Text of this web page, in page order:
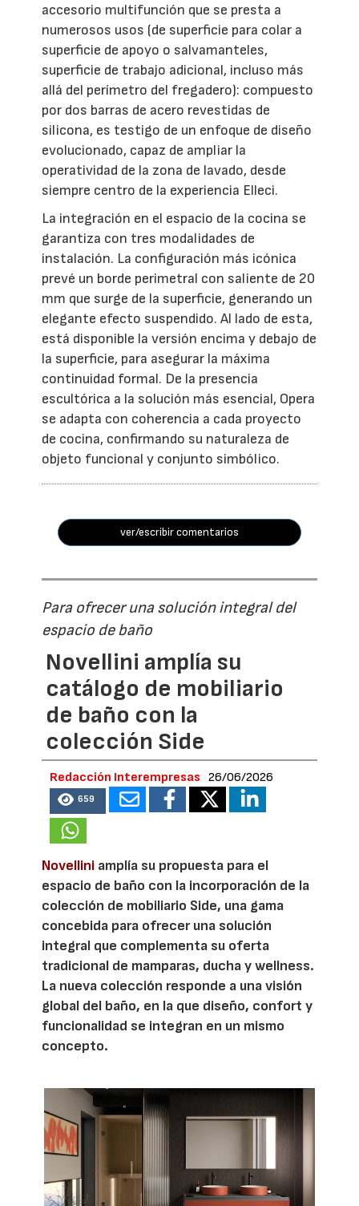
accesorio multifunción que se presta a
numerosos usos (de superficie para colar a
superficie de apoyo o salvamanteles,
superficie de trabajo adicional, incluso más
allá del perímetro del fregadero): compuesto
por dos barras de acero revestidas de
silicona, es testigo de un enfoque de diseño
evolucionado, capaz de ampliar la
operatividad de la zona de lavado, desde
siempre centro de la experiencia Elleci.
La integración en el espacio de la cocina se
garantiza con tres modalidades de
instalación. La configuración más icónica
prevé un borde perimetral con saliente de 20
mm que surge de la superficie, generando un
elegante efecto suspendido. Al lado de esta,
está disponible la versión encima y debajo de
la superficie, para asegurar la máxima
continuidad formal. De la presencia
escultórica a la solución más esencial, Opera
se adapta con coherencia a cada proyecto
de cocina, confirmando su naturaleza de
objeto funcional y conjunto simbólico.
ver/escribir comentarios
Para ofrecer una solución integral del
espacio de baño
Novellini amplía su
catálogo de mobiliario
de baño con la
colección Side
Redacción Interempresas 26/06/2026
659
Novellini amplía su propuesta para el
espacio de baño con la incorporación de la
colección de mobiliario Side, una gama
concebida para ofrecer una solución
integral que complementa su oferta
tradicional de mamparas, ducha y wellness.
La nueva colección responde a una visión
global del baño, en la que diseño, confort y
funcionalidad se integran en un mismo
concepto.